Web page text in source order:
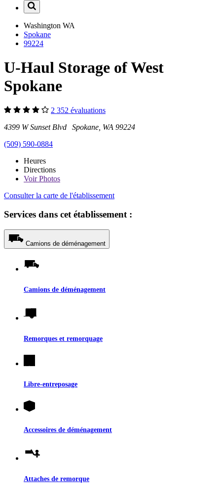
Washington WA
Spokane
99224
U-Haul Storage of West
Spokane
2 352 évaluations
4399 W Sunset Blvd Spokane, WA 99224
(509) 590-0884
Heures
Directions
VoirPhotos
Consulter la carte de l'établissement
Services dans cet établissement :
Camions de déménagement
Camions de déménagement
Remorques et remorquage
Libre-entreposage
Accessoires de déménagement
Attaches de remorque